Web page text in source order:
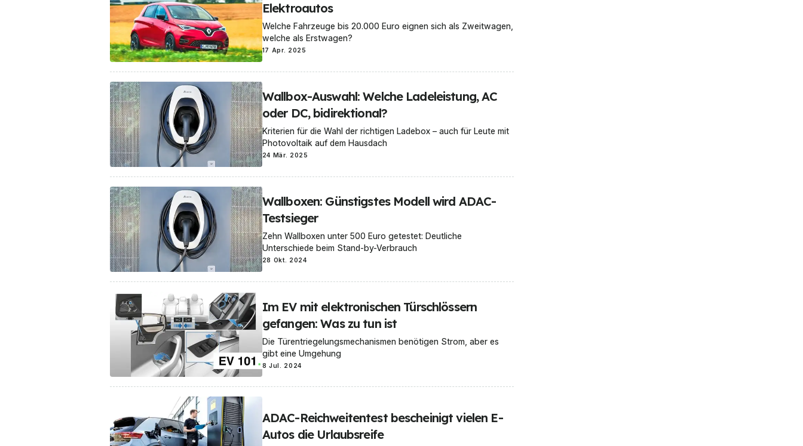
Elektroautos
Welche Fahrzeuge bis 20.000 Euro eignen sich als Zweitwagen,
welche als Erstwagen?
17 Apr. 2025
Wallbox-Auswahl: Welche Ladeleistung, AC
oder DC, bidirektional?
Kriterien für die Wahl der richtigen Ladebox – auch für Leute mit
Photovoltaik auf dem Hausdach
24 Mär. 2025
Wallboxen: Günstigstes Modell wird ADAC-
Testsieger
Zehn Wallboxen unter 500 Euro getestet: Deutliche
Unterschiede beim Stand-by-Verbrauch
28 Okt. 2024
Im EV mit elektronischen Türschlössern
gefangen: Was zu tun ist
Die Türentriegelungsmechanismen benötigen Strom, aber es
gibt eine Umgehung
8 Jul. 2024
ADAC-Reichweitentest bescheinigt vielen E-
Autos die Urlaubsreife